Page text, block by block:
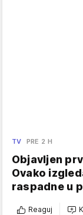
TV PRE 2 H
Objavljen
Ovako
raspadne u
Reaguj